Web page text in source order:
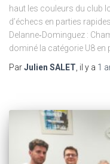
haut les couleurs du club
d’échecs en parties
Delanne‑Dominguez :
dominé la catégorie U8 en
ParJulien SALET, il y a 1